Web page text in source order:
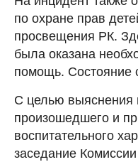
по охране прав
просвещения РК.
была оказана
помощь. Состояние
С целью выяснения
произошедшего и
воспитательного
заседание